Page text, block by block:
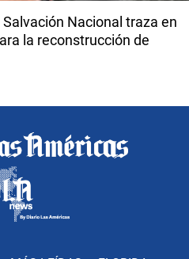
Salvación Nacional traza en
la reconstrucción de